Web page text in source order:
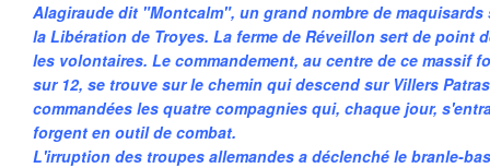
Alagiraude dit "Montcalm", un grand nombre de
la Libération de Troyes. La ferme de Réveillon sert de point
les volontaires. Le commandement, au centre de ce massif
sur 12, se trouve sur le chemin qui descend sur Villers
commandées les quatre compagnies qui, chaque jour,
forgent en outil de combat.
L'irruption des troupes allemandes a déclenché le branle-